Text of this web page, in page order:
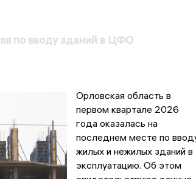
по вводу зданий в ЦФО
Орловская область в
первом квартале 2026
года оказалась на
последнем месте по
жилых и нежилых зданий в
эксплуатацию. Об этом